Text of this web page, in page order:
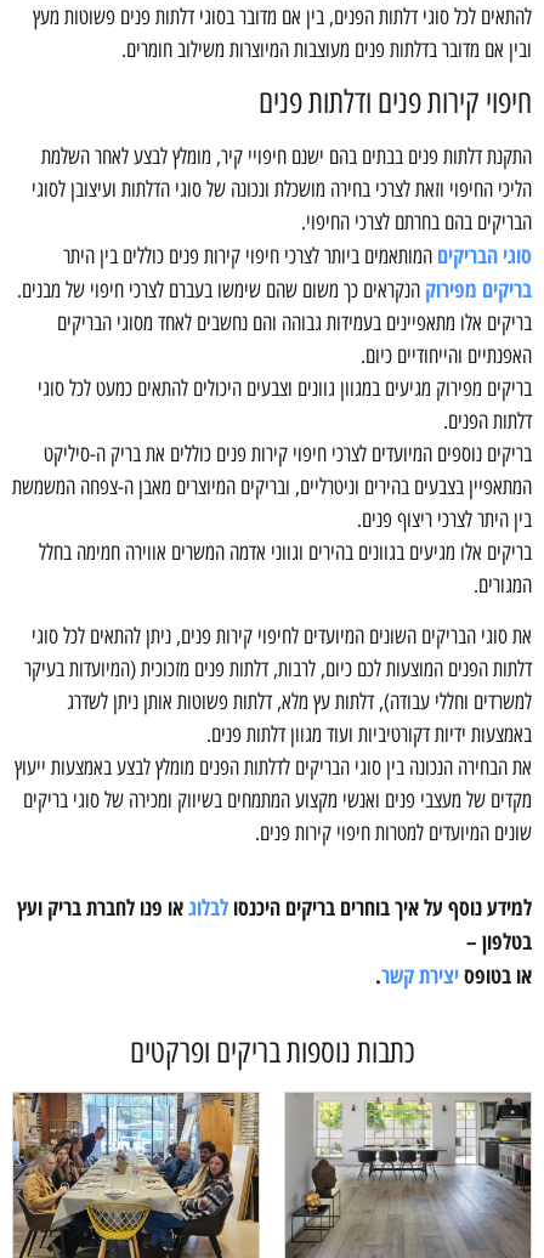
להתאים לכל סוגי דלתות הפנים, בין אם מדובר בסוגי דלתות פנים פשוטות מעץ
ובין אם מדובר בדלתות פנים מעוצבות המיוצרות משילוב חומרים.
חיפוי קירות פנים ודלתות פנים
התקנת דלתות פנים בבתים בהם ישנם חיפויי קיר, מומלץ לבצע לאחר השלמת
הליכי החיפוי וזאת לצרכי בחירה מושכלת ונכונה של סוגי הדלתות ועיצובן לסוגי
הבריקים בהם בחרתם לצרכי החיפוי.
סוגי הבריקיםהמותאמים ביותר לצרכי חיפוי קירות פנים כוללים בין היתר
בריקים מפירוקהנקראים כך משום שהם שימשו בעברם לצרכי חיפוי של מבנים.
בריקים אלו מתאפיינים בעמידות גבוהה והם נחשבים לאחד מסוגי הבריקים
האפנתיים והייחודיים כיום.
בריקים מפירוק מגיעים במגוון גוונים וצבעים היכולים להתאים כמעט לכל סוגי
דלתות הפנים.
בריקים נוספים המיועדים לצרכי חיפוי קירות פנים כוללים את בריק ה-סיליקט
המתאפיין בצבעים בהירים וניטרליים, ובריקים המיוצרים מאבן ה-צפחה המשמשת
בין היתר לצרכי ריצוף פנים.
בריקים אלו מגיעים בגוונים בהירים וגווני אדמה המשרים אווירה חמימה בחלל
המגורים.
את סוגי הבריקים השונים המיועדים לחיפוי קירות פנים, ניתן להתאים לכל סוגי
דלתות הפנים המוצעות לכם כיום, לרבות, דלתות פנים מזכוכית (המיועדות בעיקר
למשרדים וחללי עבודה), דלתות עץ מלא, דלתות פשוטות אותן ניתן לשדרג
באמצעות ידיות דקורטיביות ועוד מגוון דלתות פנים.
את הבחירה הנכונה בין סוגי הבריקים לדלתות הפנים מומלץ לבצע באמצעות ייעוץ
מקדים של מעצבי פנים ואנשי מקצוע המתמחים בשיווק ומכירה של סוגי בריקים
שונים המיועדים למטרות חיפוי קירות פנים.
למידע נוסף על איך בוחרים בריקים היכנסו לבלוג או פנו לחברת בריק ועץ
בטלפון –
או בטופסיצירת קשר.
כתבות נוספות בריקים ופרקטים